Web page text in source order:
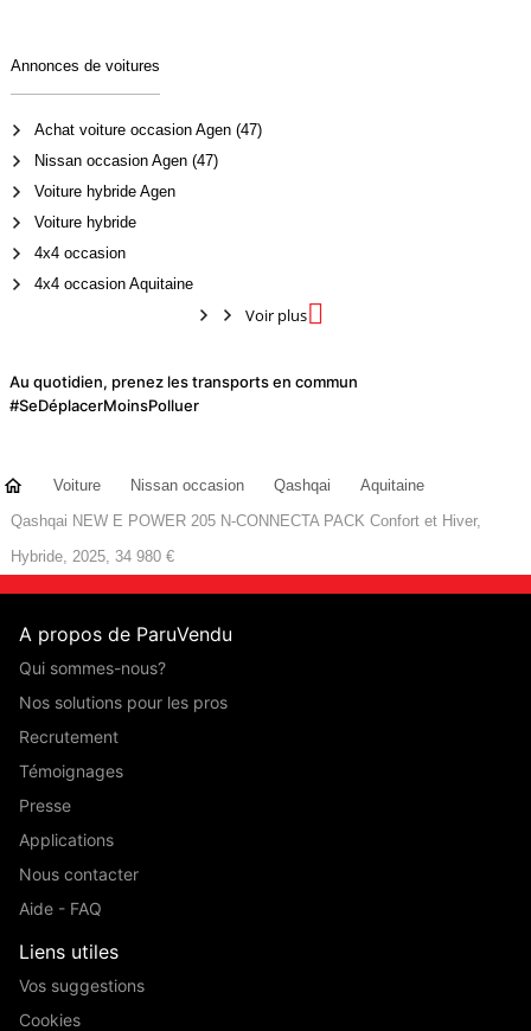
Annonces de voitures
Achat voiture occasion Agen (47)
Nissan occasion Agen (47)
Voiture hybride Agen
Voiture hybride
4x4 occasion
4x4 occasion Aquitaine
Voir plus
Au quotidien, prenez les transports en commun
#SeDéplacerMoinsPolluer
Voiture Nissan occasion Qashqai
Aquitaine
Qashqai NEW E POWER 205 N-CONNECTA PACK Confort et Hiver,
Hybride, 2025, 34 980 €
A propos de ParuVendu
Qui sommes-nous?
Nos solutions pour les pros
Recrutement
Témoignages
Presse
Applications
Nous contacter
Aide - FAQ
Liens utiles
Vos suggestions
Cookies